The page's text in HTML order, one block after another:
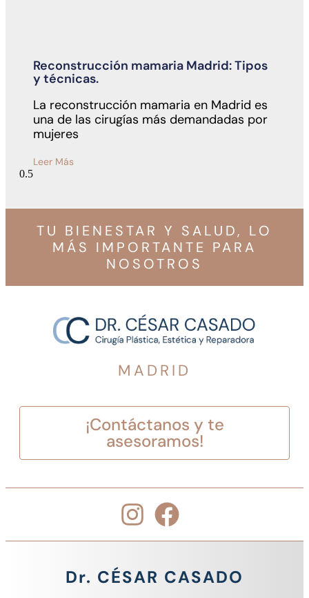
Reconstrucción mamaria Madrid: Tipos
y técnicas.
La reconstrucción mamaria en Madrid es
una de las cirugías más demandadas por
mujeres
Leer Más
TU BIENESTAR Y SALUD, LO
MÁS IMPORTANTE PARA
NOSOTROS
MADRID
¡Contáctanos y te
asesoramos!
Dr. CÉSAR CASADO